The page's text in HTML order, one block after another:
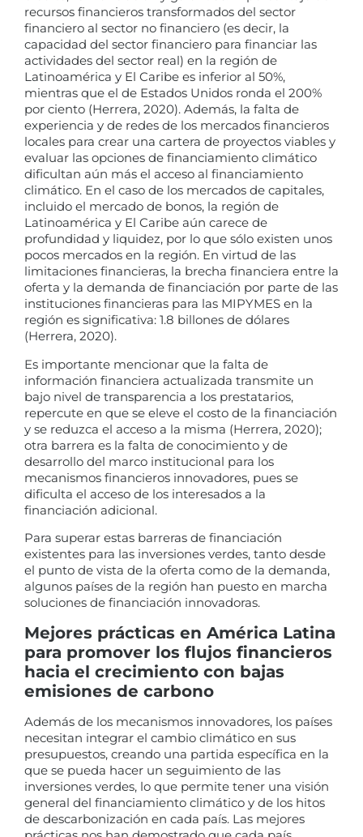
recursos financieros transformados del sector
financiero al sector no financiero (es decir, la
capacidad del sector financiero para financiar las
actividades del sector real) en la región de
Latinoamérica y El Caribe es inferior al 50%,
mientras que el de Estados Unidos ronda el 200%
por ciento (Herrera, 2020). Además, la falta de
experiencia y de redes de los mercados financieros
locales para crear una cartera de proyectos viables y
evaluar las opciones de financiamiento climático
dificultan aún más el acceso al financiamiento
climático. En el caso de los mercados de capitales,
incluido el mercado de bonos, la región de
Latinoamérica y El Caribe aún carece de
profundidad y liquidez, por lo que sólo existen unos
pocos mercados en la región. En virtud de las
limitaciones financieras, la brecha financiera entre la
oferta y la demanda de financiación por parte de las
instituciones financieras para las MIPYMES en la
región es significativa: 1.8 billones de dólares
(Herrera, 2020).
Es importante mencionar que la falta de
información financiera actualizada transmite un
bajo nivel de transparencia a los prestatarios,
repercute en que se eleve el costo de la financiación
y se reduzca el acceso a la misma (Herrera, 2020);
otra barrera es la falta de conocimiento y de
desarrollo del marco institucional para los
mecanismos financieros innovadores, pues se
dificulta el acceso de los interesados a la
financiación adicional.
Para superar estas barreras de financiación
existentes para las inversiones verdes, tanto desde
el punto de vista de la oferta como de la demanda,
algunos países de la región han puesto en marcha
soluciones de financiación innovadoras.
Mejores prácticas en América Latina
para promover los flujos financieros
hacia el crecimiento con bajas
emisiones de carbono
Además de los mecanismos innovadores, los países
necesitan integrar el cambio climático en sus
presupuestos, creando una partida específica en la
que se pueda hacer un seguimiento de las
inversiones verdes, lo que permite tener una visión
general del financiamiento climático y de los hitos
de descarbonización en cada país. Las mejores